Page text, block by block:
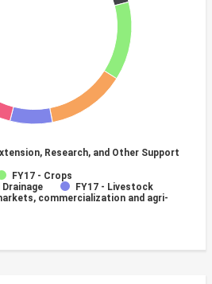
Research, and Other Support
FY17 - Crops
FY17 - Livestock
commercialization and agri-